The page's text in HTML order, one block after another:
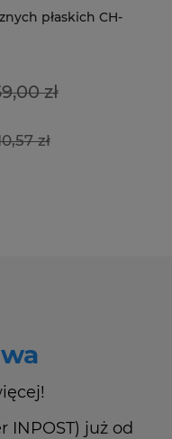
płaskich CH-
zł
zł
INPOST) już od